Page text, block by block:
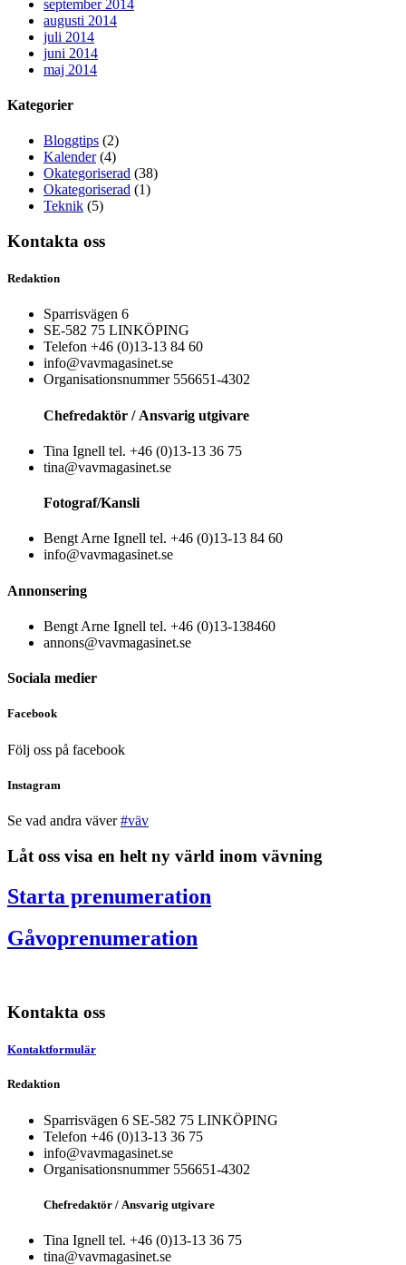
september 2014
augusti 2014
juli 2014
juni 2014
maj 2014
Kategorier
Bloggtips (2)
Kalender(4)
Okategoriserad (38)
Okategoriserad (1)
Teknik (5)
Kontakta oss
Redaktion
Sparrisvägen 6
SE-582 75 LINKÖPING
Telefon +46 (0)13-13 84 60
info@vavmagasinet.se
Organisationsnummer 556651-4302
Chefredaktör / Ansvarig utgivare
Tina Ignell tel. +46 (0)13-13 36 75
tina@vavmagasinet.se
Fotograf/Kansli
Bengt Arne Ignell tel. +46 (0)13-13 84 60
info@vavmagasinet.se
Annonsering
Bengt Arne Ignell tel. +46 (0)13-138460
annons@vavmagasinet.se
Sociala medier
Facebook
Följ oss på facebook
Instagram
Se vad andra väver#väv
Låt oss visa en helt ny värld inom vävning
Starta prenumeration
Gåvoprenumeration
Kontakta oss
Kontaktformulär
Redaktion
Sparrisvägen 6 SE-582 75 LINKÖPING
Telefon +46 (0)13-13 36 75
info@vavmagasinet.se
Organisationsnummer 556651-4302
Chefredaktör / Ansvarig utgivare
Tina Ignell tel. +46 (0)13-13 36 75
tina@vavmagasinet.se